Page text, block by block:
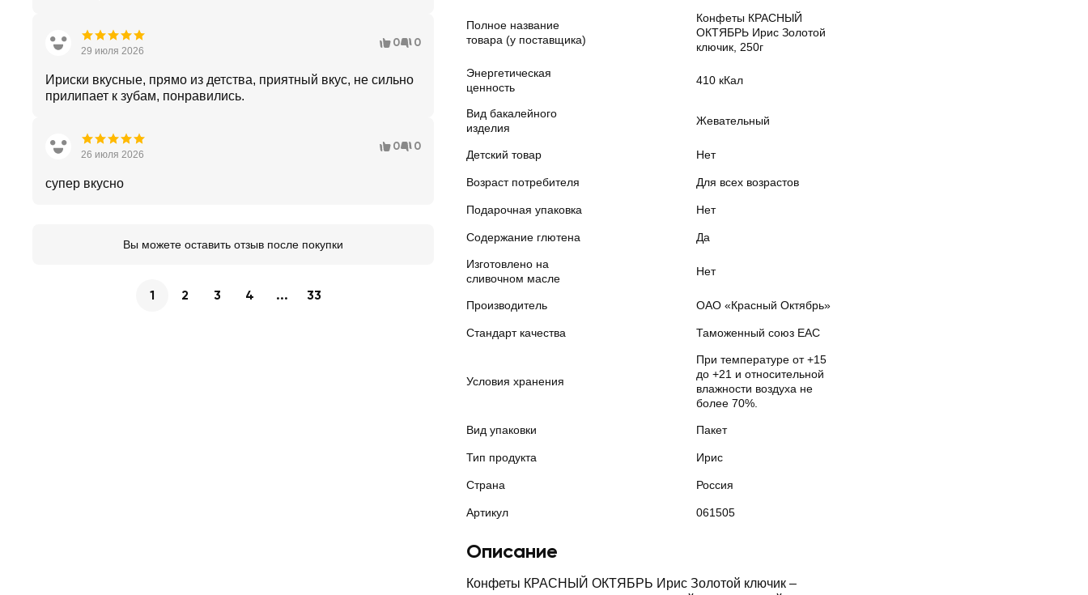
Полное название
товара (у поставщика)
Конфеты КРАСНЫЙ
ОКТЯБРЬ Ирис Золотой
ключик, 250г
Энергетическая
ценность
410 кКал
Вид бакалейного
изделия
Жевательный
Детский товар Нет
Возраст потребителя Для всех возрастов
Подарочная упаковка Нет
Содержание глютена Да
Изготовлено на
сливочном масле
Нет
Производитель ОАО «Красный Октябрь»
Стандарт качества Таможенный союз EAC
Условия хранения
При температуре от +15
до +21 и относительной
влажности воздуха не
более 70%.
Вид упаковки Пакет
Тип продукта Ирис
Страна Россия
Артикул 061505
Описание
Конфеты КРАСНЫЙ ОКТЯБРЬ Ирис Золотой ключик –
29 июля 2026
0 0
Ириски вкусные, прямо из детства, приятный вкус, не сильно
прилипает к зубам, понравились.
26 июля 2026
0 0
супер вкусно
Вы можете оставить отзыв после покупки
1 2 3 4 ... 33